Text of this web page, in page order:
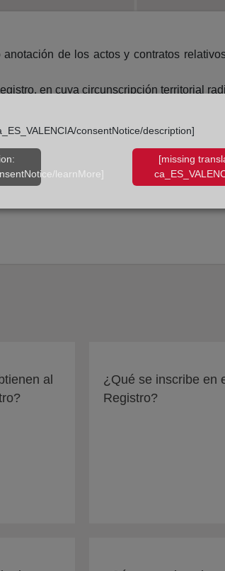
de los actos y contratos
en cuya circunscripción territorial
de Justicia. Todos los asuntos
denominados distritos
de Registradores de la Propiedad,
al
¿Qué se inscribe en
Registro?
consentNotice/description]
learnMore]
[missing